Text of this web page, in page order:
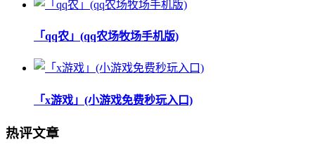
「qq农」(qq农场牧场手机版)
「x游戏」(小游戏免费秒玩入口)
热评文章